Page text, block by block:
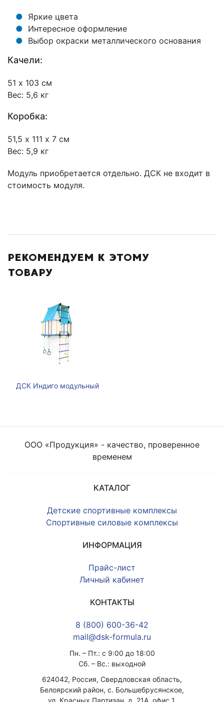
Яркие цвета
Интересное оформление
Выбор окраски металлического основания
Качели:
51 х 103 см
Вес: 5,6 кг
Коробка:
51,5 х 111 х 7 см
Вес: 5,9 кг
Модуль приобретается отдельно. ДСК не входит в
стоимость модуля.
РЕКОМЕНДУЕМ К ЭТОМУ
ТОВАРУ
ДСК Индиго модульный
ООО «Продукция» - качество, проверенное
временем
КАТАЛОГ
Детские спортивные комплексы
Спортивные силовые комплексы
ИНФОРМАЦИЯ
Прайс-лист
Личный кабинет
КОНТАКТЫ
8 (800) 600-36-42
mail@dsk-formula.ru
Пн. – Пт.: с 9:00 до 18:00
Сб. – Вс.: выходной
624042, Россия, Свердловская область,
Белоярский район, с. Большебрусянское,
ул. Красных Партизан, д. 21А, офис 1.